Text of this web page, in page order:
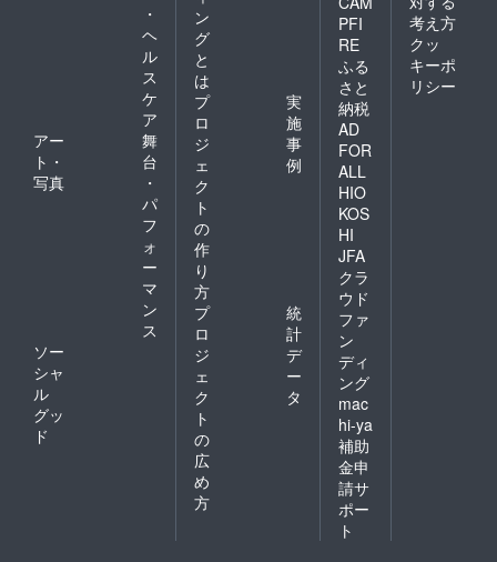
・
ヘ
ル
ス
ケ
ア
アー
ト・
写真
舞
台
・
パ
フ
ォ
ー
マ
ン
ス
ソー
シャ
ル
グッ
ド
ン
グ
と
は
プ
ロ
ジ
ェ
ク
ト
の
作
り
方
実
施
事
例
プ
ロ
ジ
ェ
ク
ト
の
広
め
方
統
計
デ
ー
タ
PFI
RE
ふる
さと
納税
AD
FOR
ALL
HIO
KOS
HI
JFA
クラ
ウド
ファ
ン
ディ
ング
mac
hi-ya
補助
金申
請サ
ポー
ト
考え方
クッ
キーポ
リシー